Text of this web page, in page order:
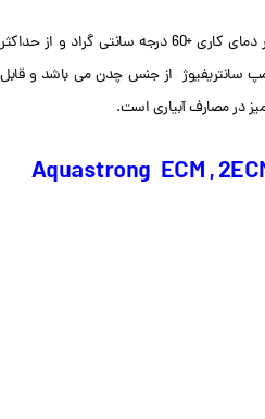
از حداکثر دمای کاری +60 درجه سانتی گراد و از حداکثر
پمپ سانتریفیوژ از جنس چدن می باشد و قابل
در مصارف آبیاری است.